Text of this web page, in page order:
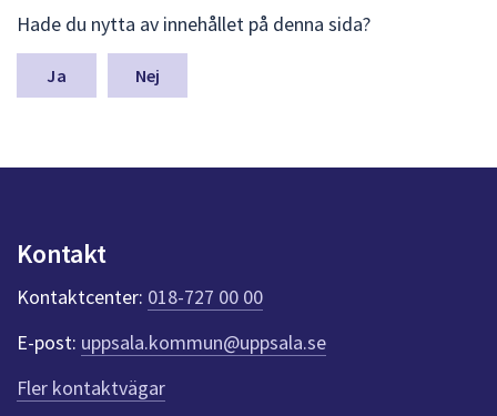
ä
m
a
n
k
t
e
r
f
ö
r
Hade du nytta av innehållet på denna sida?
Nej
Kontakt
Kontaktcenter: 018-727 00 00
E-post: uppsala.kommun@uppsala.se
Fler kontaktvägar